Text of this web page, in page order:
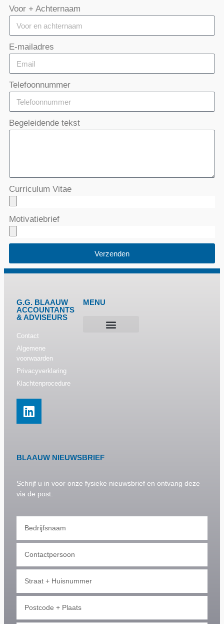
Voor + Achternaam
E-mailadres
Telefoonnummer
Begeleidende tekst
Curriculum Vitae
Motivatiebrief
Verzenden
G.G. BLAAUW
ACCOUNTANTS
& ADVISEURS
Contact
Algemene
voorwaarden
Privacyverklaring
Klachtenprocedure
MENU
BLAAUW NIEUWSBRIEF
Schrijf u in voor onze fysieke nieuwsbrief en ontvang deze
via de post.